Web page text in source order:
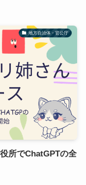
地方自治体・官公庁
所でChatGPTの全